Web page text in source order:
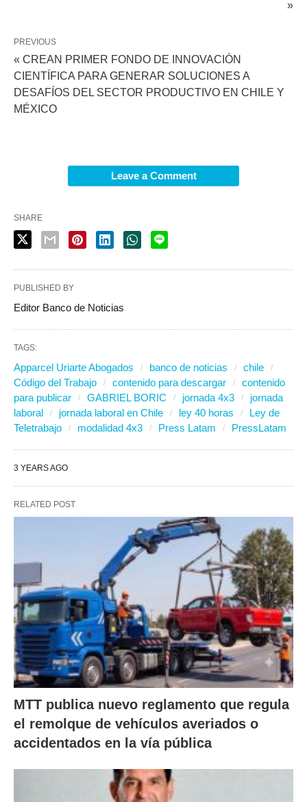
»
PREVIOUS
« CREAN PRIMER FONDO DE INNOVACIÓN
CIENTÍFICA PARA GENERAR SOLUCIONES A
DESAFÍOS DEL SECTOR PRODUCTIVO EN CHILE Y
MÉXICO
Leave a Comment
SHARE
PUBLISHED BY
Editor Banco de Noticias
TAGS:
Apparcel Uriarte Abogados banco de noticias
chile
Código del Trabajo
contenido para descargar
contenido
para publicar
GABRIEL BORIC jornada 4x3
jornada
laboral
jornada laboral en Chile ley 40 horas
Ley de
Teletrabajo
modalidad 4x3 Press Latam PressLatam
3 YEARS AGO
RELATED POST
MTT publica nuevo reglamento que regula
el remolque de vehículos averiados o
accidentados en la vía pública